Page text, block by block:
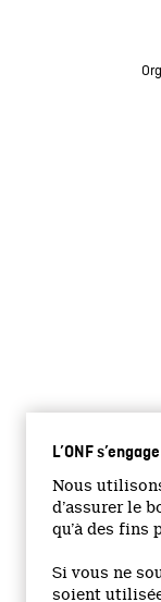
L’ONF
Nous
d’assurer le
qu’à des fins
Si vous ne
soient